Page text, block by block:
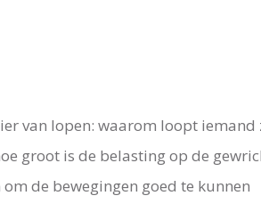
van lopen: waarom loopt iemand
groot is de belasting op de
de bewegingen goed te kunnen